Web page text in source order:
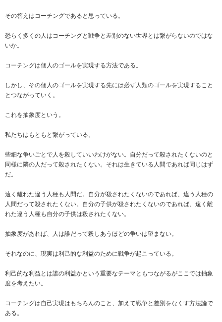
その答えはコーチングであると思っている。
恐らく多くの人はコーチングと戦争と差別のない世界とは繋がらないのではな
いか。
コーチングは個人のゴールを実現する方法である。
しかし、その個人のゴールを実現する先には必ず人類のゴールを実現すること
とつながっていく。
これを抽象度という。
私たちはもともと繋がっている。
些細な争いごとで人を殺していいわけがない。自分だって殺されたくないのと
同様に隣の人だって殺されたくない。それは生きている人間であれば同じはず
だ。
遠く離れた違う人種も人間だ。自分が殺されたくないのであれば、違う人種の
人間だって殺されたくない。自分の子供が殺されたくないのであれば、遠く離
れた違う人種も自分の子供は殺されたくない。
抽象度があれば、人は誰だって殺しあうほどの争いは望まない。
それなのに、現実は利己的な利益のために戦争が起こっている。
利己的な利益とは誰の利益かという重要なテーマともつながるがここでは抽象
度を考えたい。
コーチングは自己実現はもちろんのこと、加えて戦争と差別をなくす方法論で
ある。